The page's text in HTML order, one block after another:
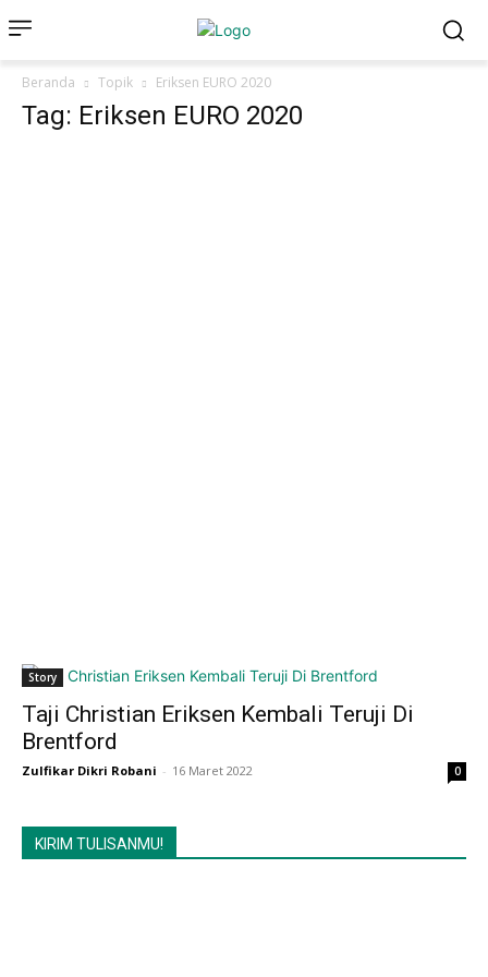
Beranda Topik Eriksen EURO 2020
Tag: Eriksen EURO 2020
Story
Taji Christian Eriksen Kembali Teruji Di
Brentford
Zulfikar Dikri Robani - 16 Maret 2022 0
KIRIM TULISANMU!